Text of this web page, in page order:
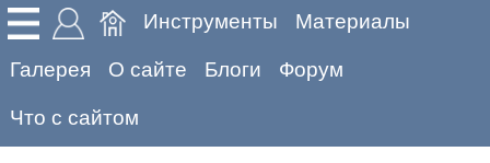
Инструменты Материалы
Галерея О сайте Блоги Форум
Что с сайтом